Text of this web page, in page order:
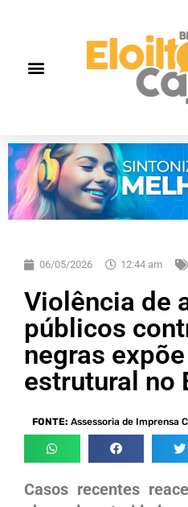
06/05/2026 12:44 am
Violência de
públicos
negras
estrutural no
FONTE: Assessoria de Imprensa
Casos recentes